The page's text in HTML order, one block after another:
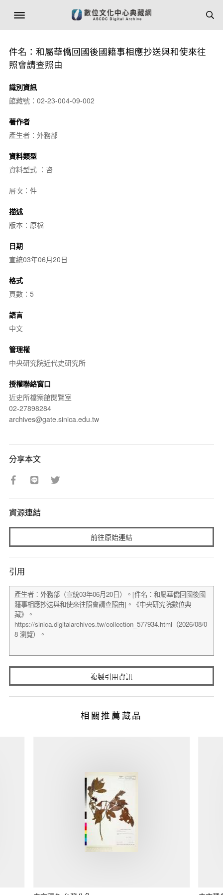
件名：和屬華僑回國後國籍事相應抄送與和使來往
照會請查照由
識別資訊
館藏號：02-23-004-09-002
著作者
產生者：外務部
資料類型
資料型式 ：咨
層次：件
描述
版本：原檔
日期
宣統03年06月20日
格式
頁數：5
語言
中文
管理權
中央研究院近代史研究所
授權聯絡窗口
近史所檔案館閱覽室
02-27898284
archives@gate.sinica.edu.tw
分享本文
資源連結
前往原始連結
引用
複製引用資訊
相關推薦藏品